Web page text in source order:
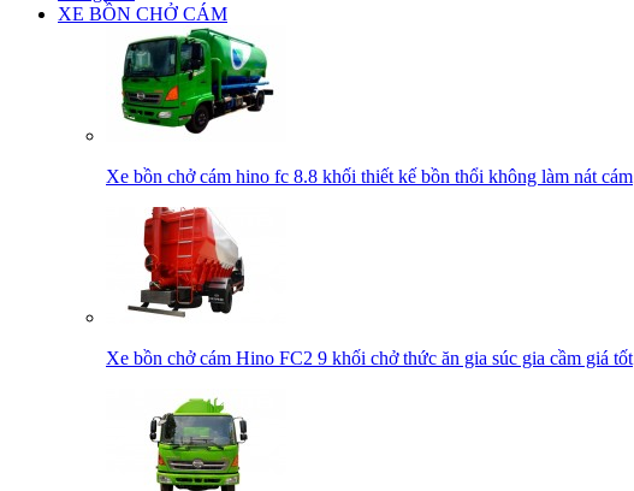
XE BỒN CHỞ CÁM
Xe bồn chở cám hino fc 8.8 khối thiết kế bồn thổi không làm nát cám
Xe bồn chở cám Hino FC2 9 khối chở thức ăn gia súc gia cầm giá tốt